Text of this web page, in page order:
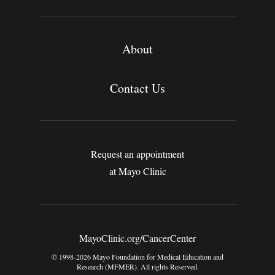
About
Contact Us
Request an appointment
at Mayo Clinic
MayoClinic.org/CancerCenter
© 1998-2026 Mayo Foundation for Medical Education and
Research (MFMER). All rights Reserved.